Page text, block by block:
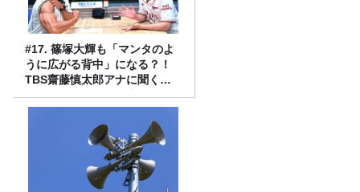
#17. 篠塚大輝も「マンタのよ
うに広がる背中」になる？！
TBS齋藤慎太郎アナに聞くメ
ンズフィジークの魅力！！